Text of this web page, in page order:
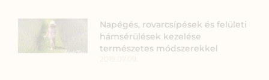
Napégés, rovarcsípések és felületi
hámsérülések kezelése
természetes módszerekkel